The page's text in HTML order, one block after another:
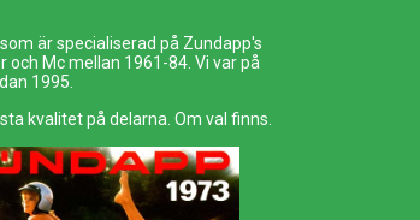
är specialiserad på Zundapp's
och Mc mellan 1961-84. Vi var på
1995.
kvalitet på delarna. Om val finns.